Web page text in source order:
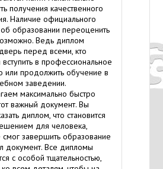
получения качественного
Наличие официального
образовании переоценить
Ведь диплом
перед всеми, кто
вступить в профессиональное
или продолжить обучение в
заведении.
максимально быстро
важный документ. Вы
диплом, что становится
для человека,
завершить образование
документ. Все дипломы
с особой тщательностью,